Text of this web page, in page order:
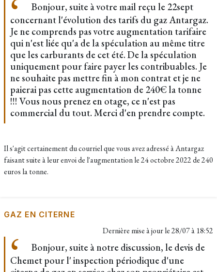
Bonjour, suite à votre mail reçu le 22sept
concernant l'évolution des tarifs du gaz Antargaz.
Je ne comprends pas votre augmentation tarifaire
qui n'est liée qu'a de la spéculation au même titre
que les carburants de cet été. De la spéculation
uniquement pour faire payer les contribuables. Je
ne souhaite pas mettre fin à mon contrat et je ne
paierai pas cette augmentation de 240€ la tonne
!!! Vous nous prenez en otage, ce n'est pas
commercial du tout. Merci d'en prendre compte.
Il s'agit certainement du courriel que vous avez adressé à Antargaz
faisant suite à leur envoi de l'augmentation le 24 octobre 2022 de 240
euros la tonne.
GAZ EN CITERNE
Dernière mise à jour le28/07 à 18:52
Bonjour, suite à notre discussion, le devis de
Chemet pour l' inspection périodique d'une